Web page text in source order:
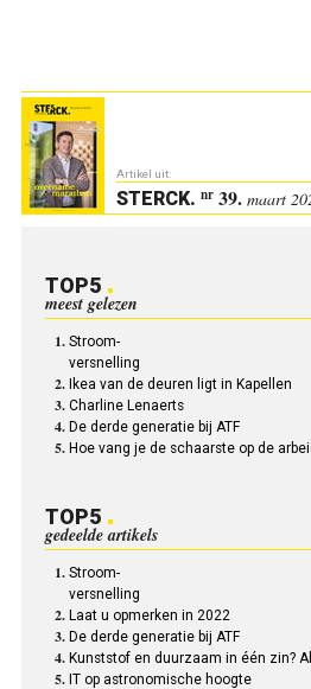
Artikel uit:
STERCK. nr39. maart
TOP5
meest gelezen
Stroom-
versnelling
Ikea van de deuren ligt in Kapellen
Charline Lenaerts
De derde generatie bij ATF
Hoe vang je de schaarste op de
TOP5
gedeelde artikels
Stroom-
versnelling
Laat u opmerken in 2022
De derde generatie bij ATF
Kunststof en duurzaam in één zin?
IT op astronomische hoogte